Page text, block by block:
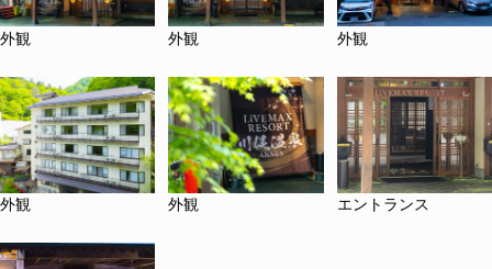
外観 外観 外観
外観 外観 エントランス